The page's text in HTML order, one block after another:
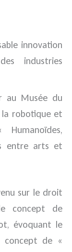
innovation
industries
au Musée du
la robotique et
entre arts et
sur le droit
concept de
évoquant le
concept de «